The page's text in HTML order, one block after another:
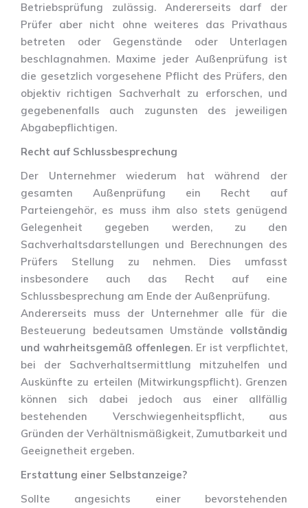
Betriebsprüfung zulässig. Andererseits darf der
Prüfer aber nicht ohne weiteres das Privathaus
betreten oder Gegenstände oder Unterlagen
beschlagnahmen. Maxime jeder Außenprüfung ist
die gesetzlich vorgesehene Pflicht des Prüfers, den
objektiv richtigen Sachverhalt zu erforschen, und
gegebenenfalls auch zugunsten des jeweiligen
Abgabepflichtigen.
Recht auf Schlussbesprechung
Der Unternehmer wiederum hat während der
gesamten Außenprüfung ein Recht auf
Parteiengehör, es muss ihm also stets genügend
Gelegenheit gegeben werden, zu den
Sachverhaltsdarstellungen und Berechnungen des
Prüfers Stellung zu nehmen. Dies umfasst
insbesondere auch das Recht auf eine
Schlussbesprechung am Ende der Außenprüfung.
Andererseits muss der Unternehmer alle für die
Besteuerung bedeutsamen Umstände vollständig
und wahrheitsgemäß offenlegen. Er ist verpflichtet,
bei der Sachverhaltsermittlung mitzuhelfen und
Auskünfte zu erteilen (Mitwirkungspflicht). Grenzen
können sich dabei jedoch aus einer allfällig
bestehenden Verschwiegenheitspflicht, aus
Gründen der Verhältnismäßigkeit, Zumutbarkeit und
Geeignetheit ergeben.
Erstattung einer Selbstanzeige?
Sollte angesichts einer bevorstehenden